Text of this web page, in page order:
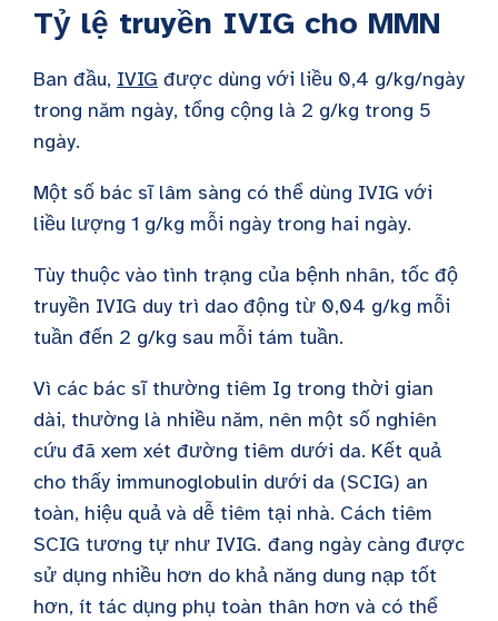
Tỷ lệ truyền IVIG cho MMN
Ban đầu, IVIG được dùng với liều 0,4 g/kg/ngày
trong năm ngày, tổng cộng là 2 g/kg trong 5
ngày.
Một số bác sĩ lâm sàng có thể dùng IVIG với
liều lượng 1 g/kg mỗi ngày trong hai ngày.
Tùy thuộc vào tình trạng của bệnh nhân, tốc độ
truyền IVIG duy trì dao động từ 0,04 g/kg mỗi
tuần đến 2 g/kg sau mỗi tám tuần.
Vì các bác sĩ thường tiêm Ig trong thời gian
dài, thường là nhiều năm, nên một số nghiên
cứu đã xem xét đường tiêm dưới da. Kết quả
cho thấy immunoglobulin dưới da (SCIG) an
toàn, hiệu quả và dễ tiêm tại nhà. Cách tiêm
SCIG tương tự như IVIG. đang ngày càng được
sử dụng nhiều hơn do khả năng dung nạp tốt
hơn, ít tác dụng phụ toàn thân hơn và có thể